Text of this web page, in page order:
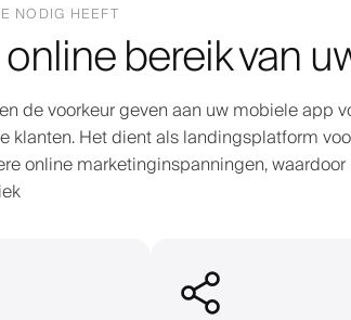
NODIG HEEFT
bereik van
de voorkeur geven aan uw mobiele app
klanten. Het dient als landingsplatform
online marketinginspanningen,